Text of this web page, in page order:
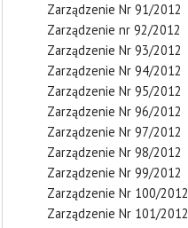
Zarządzenie Nr 91/2012
Zarządzenie nr 92/2012
Zarządzenie Nr 93/2012
Zarządzenie Nr 94/2012
Zarządzenie Nr 95/2012
Zarządzenie Nr 96/2012
Zarządzenie Nr 97/2012
Zarządzenie Nr 98/2012
Zarządzenie Nr 99/2012
Zarządzenie Nr 100/2012
Zarządzenie Nr 101/2012